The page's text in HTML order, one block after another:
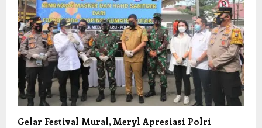
Gelar Festival Mural, Meryl Apresiasi Polri